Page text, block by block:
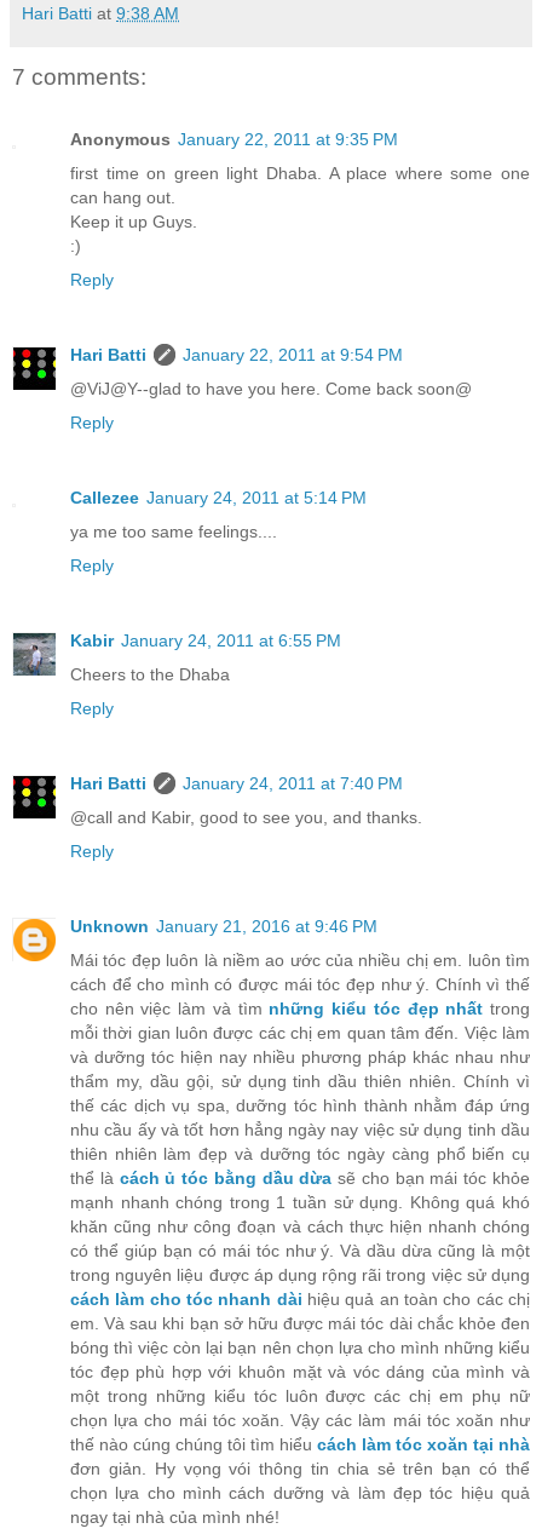
Hari Batti at 9:38 AM
7 comments:
Anonymous January 22, 2011 at 9:35 PM
first time on green light Dhaba. A place where some one
can hang out.
Keep it up Guys.
:)
Reply
Hari Batti
January 22, 2011 at 9:54 PM
@ViJ@Y--glad to have you here. Come back soon@
Reply
Callezee January 24, 2011 at 5:14 PM
ya me too same feelings....
Reply
Kabir January 24, 2011 at 6:55 PM
Cheers to the Dhaba
Reply
Hari Batti
January 24, 2011 at 7:40 PM
@call and Kabir, good to see you, and thanks.
Reply
Unknown January 21, 2016 at 9:46 PM
Mái tóc đẹp luôn là niềm ao ước của nhiều chị em. luôn tìm
cách để cho mình có được mái tóc đẹp như ý. Chính vì thế
cho nên việc làm và tìm những kiểu tóc đẹp nhất trong
mỗi thời gian luôn được các chị em quan tâm đến. Việc làm
và dưỡng tóc hiện nay nhiều phương pháp khác nhau như
thẩm my, dầu gội, sử dụng tinh dầu thiên nhiên. Chính vì
thế các dịch vụ spa, dưỡng tóc hình thành nhằm đáp ứng
nhu cầu ấy và tốt hơn hẳng ngày nay việc sử dụng tinh dầu
thiên nhiên làm đẹp và dưỡng tóc ngày càng phổ biến cụ
thể là cách ủ tóc bằng dầu dừa sẽ cho bạn mái tóc khỏe
mạnh nhanh chóng trong 1 tuần sử dụng. Không quá khó
khăn cũng như công đoạn và cách thực hiện nhanh chóng
có thể giúp bạn có mái tóc như ý. Và dầu dừa cũng là một
trong nguyên liệu được áp dụng rộng rãi trong việc sử dụng
cách làm cho tóc nhanh dài hiệu quả an toàn cho các chị
em. Và sau khi bạn sở hữu được mái tóc dài chắc khỏe đen
bóng thì việc còn lại bạn nên chọn lựa cho mình những kiểu
tóc đẹp phù hợp với khuôn mặt và vóc dáng của mình và
một trong những kiểu tóc luôn được các chị em phụ nữ
chọn lựa cho mái tóc xoăn. Vậy các làm mái tóc xoăn như
thế nào cúng chúng tôi tìm hiểu cách làm tóc xoăn tại nhà
đơn giản. Hy vọng vói thông tin chia sẻ trên bạn có thể
chọn lựa cho mình cách dưỡng và làm đẹp tóc hiệu quả
ngay tại nhà của mình nhé!